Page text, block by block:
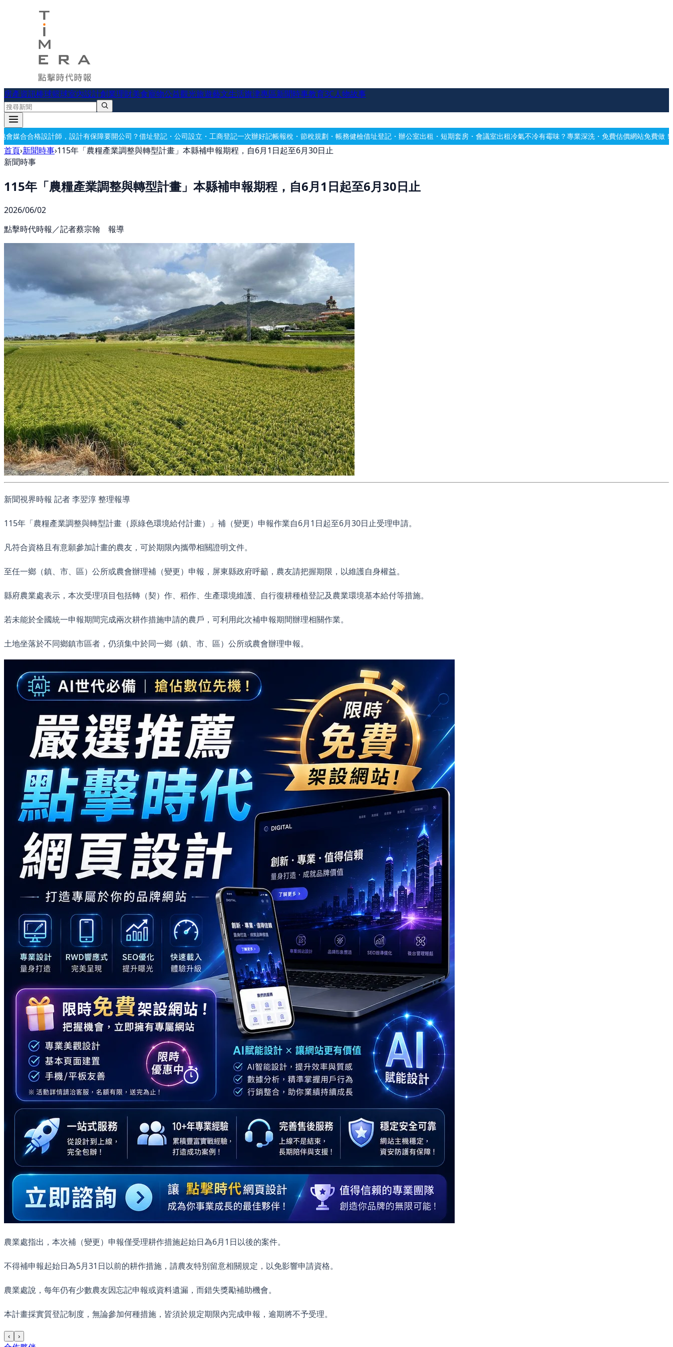
房產資訊棒球籃球室內設計創業理財美食寵物公益觀光旅遊藝文生活旗津專區新聞時事教育3C人物故事
保障要開公司？借址登記・公司設立・工商登記一次辦好記帳報稅・節稅規劃・帳務健檢借址登記・辦公室出租・短期套房・會議室出租冷氣不冷有霉味？專業深洗・免費估價網站免費做！高雄網頁設計・SEO 關鍵
首頁›新聞時事›115年「農糧產業調整與轉型計畫」本縣補申報期程，自6月1日起至6月30日止
新聞時事
115年「農糧產業調整與轉型計畫」本縣補申報期程，自6月1日起至6月30日止
2026/06/02
點擊時代時報／記者蔡宗翰 報導
新聞視界時報 記者 李翌淳 整理報導
115年「農糧產業調整與轉型計畫（原綠色環境給付計畫）」補（變更）申報作業自6月1日起至6月30日止受理申請。
凡符合資格且有意願參加計畫的農友，可於期限內攜帶相關證明文件。
至任一鄉（鎮、市、區）公所或農會辦理補（變更）申報，屏東縣政府呼籲，農友請把握期限，以維護自身權益。
縣府農業處表示，本次受理項目包括轉（契）作、稻作、生產環境維護、自行復耕種植登記及農業環境基本給付等措施。
若未能於全國統一申報期間完成兩次耕作措施申請的農戶，可利用此次補申報期間辦理相關作業。
土地坐落於不同鄉鎮市區者，仍須集中於同一鄉（鎮、市、區）公所或農會辦理申報。
農業處指出，本次補（變更）申報僅受理耕作措施起始日為6月1日以後的案件。
不得補申報起始日為5月31日以前的耕作措施，請農友特別留意相關規定，以免影響申請資格。
農業處說，每年仍有少數農友因忘記申報或資料遺漏，而錯失獎勵補助機會。
本計畫採實質登記制度，無論參加何種措施，皆須於規定期限內完成申報，逾期將不予受理。
‹ ›